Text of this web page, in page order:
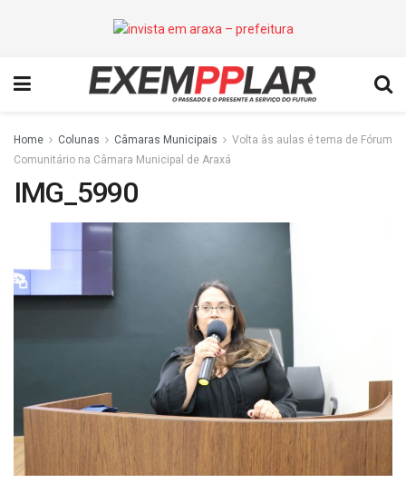
Home Colunas Câmaras Municipais
Volta às aulas é tema de Fórum
Comunitário na Câmara Municipal de Araxá
IMG_5990